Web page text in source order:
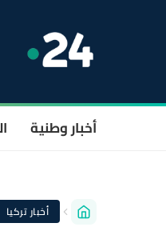
أخبار وطنية
أخبار تركيا